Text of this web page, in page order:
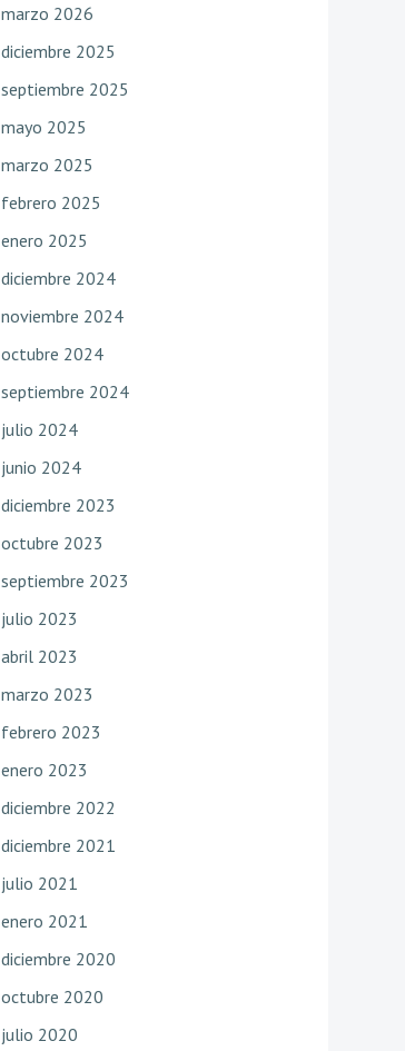
marzo 2026
diciembre 2025
septiembre 2025
mayo 2025
marzo 2025
febrero 2025
enero 2025
diciembre 2024
noviembre 2024
octubre 2024
septiembre 2024
julio 2024
junio 2024
diciembre 2023
octubre 2023
septiembre 2023
julio 2023
abril 2023
marzo 2023
febrero 2023
enero 2023
diciembre 2022
diciembre 2021
julio 2021
enero 2021
diciembre 2020
octubre 2020
julio 2020